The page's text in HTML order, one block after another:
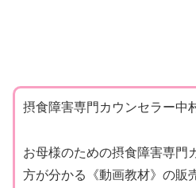
摂食障害専門カウンセラー中
お母様のための摂食障害専門
方が分かる《動画教材》の販